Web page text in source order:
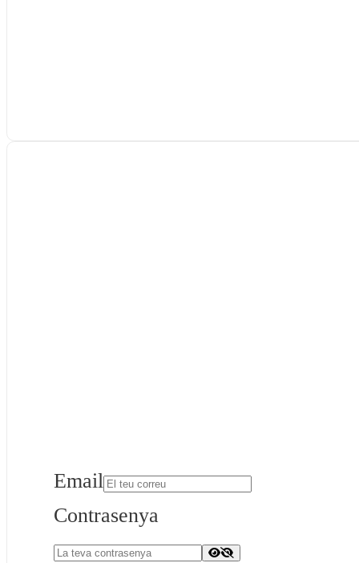
Email
Contrasenya